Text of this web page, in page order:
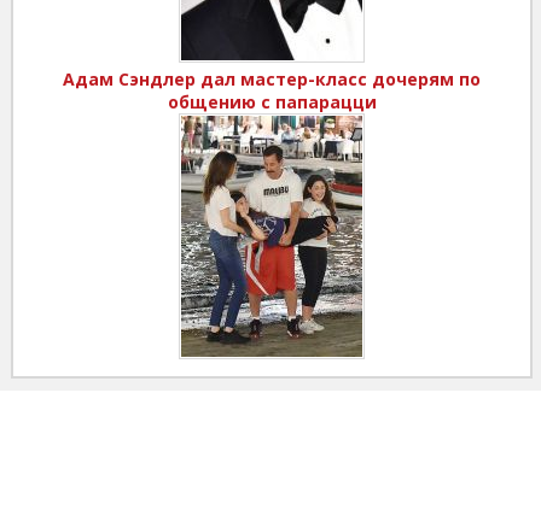
Адам Сэндлер дал мастер-класс дочерям по
общению с папарацци